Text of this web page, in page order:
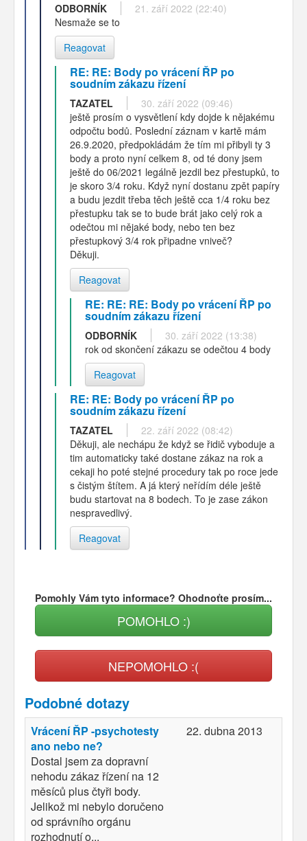
ODBORNÍK
21. září 2022 (22:40)
Nesmaže se to
Reagovat
RE: RE: Body po vrácení ŘP po
soudním zákazu řízení
TAZATEL
30. září 2022 (09:46)
ještě prosím o vysvětlení kdy dojde k nějakému
odpočtu bodů. Poslední záznam v kartě mám
26.9.2020, předpokládám že tím mi přibyli ty 3
body a proto nyní celkem 8, od té dony jsem
ještě do 06/2021 legálně jezdil bez přestupků, to
je skoro 3/4 roku. Když nyní dostanu zpět papíry
a budu jezdit třeba těch ještě cca 1/4 roku bez
přestupku tak se to bude brát jako celý rok a
odečtou mi nějaké body, nebo ten bez
přestupkový 3/4 rok připadne vniveč?
Děkuji.
Reagovat
RE: RE: RE: Body po vrácení ŘP po
soudním zákazu řízení
ODBORNÍK
30. září 2022 (13:38)
rok od skončení zákazu se odečtou 4 body
Reagovat
RE: RE: Body po vrácení ŘP po
soudním zákazu řízení
TAZATEL
22. září 2022 (08:42)
Děkuji, ale nechápu že když se řidič vyboduje a
tim automaticky také dostane zákaz na rok a
cekaji ho poté stejné procedury tak po roce jede
s čistým štítem. A já který neřídím déle ještě
budu startovat na 8 bodech. To je zase zákon
nespravedlivý.
Reagovat
Pomohly Vám tyto informace? Ohodnoťte prosím...
POMOHLO :)
NEPOMOHLO :(
Podobné dotazy
Vrácení ŘP -psychotesty
ano nebo ne?
Dostal jsem za dopravní
nehodu zákaz řízení na 12
měsíců plus čtyři body.
Jelikož mi nebylo doručeno
od správního orgánu
rozhodnutí o...
22. dubna 2013